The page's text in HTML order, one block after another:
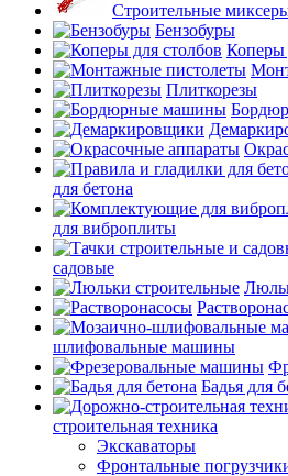
Строительные
Бензобуры
Коперы
Плиткорезы
для бетона
для виброплиты
садовые
шлифовальные машины
Бадья для
строительная техника
Экскаваторы
Фронтальные